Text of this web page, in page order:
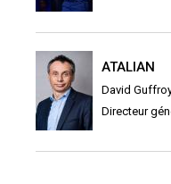
ATALIAN
David
Directeur